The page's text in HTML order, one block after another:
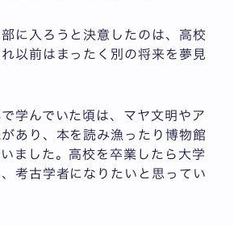
に入ろうと決意したのは、高校
以前はまったく別の将来を夢見
で学んでいた頃は、マヤ文明やア
あり、本を読み漁ったり博物館
ました。高校を卒業したら大学
考古学者になりたいと思ってい